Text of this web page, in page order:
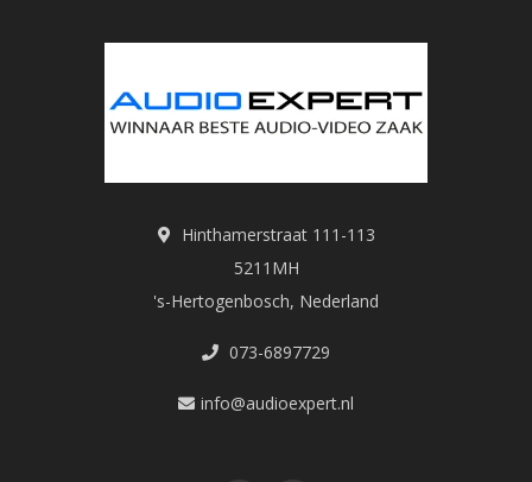
Hinthamerstraat 111-113
5211MH
's-Hertogenbosch, Nederland
073-6897729
info@audioexpert.nl